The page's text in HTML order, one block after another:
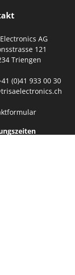
AG
121
Triengen
(0)41 933 00 30